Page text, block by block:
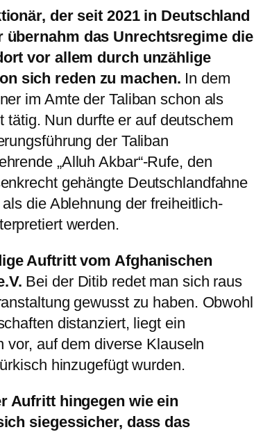
der seit 2021 in Deutschland
das Unrechtsregime die
vor allem durch unzählige
sich reden zu machen. In dem
im Amte der Taliban schon als
Nun durfte er auf deutschem
der Taliban
„Alluh Akbar“-Rufe, den
gehängte Deutschlandfahne
die Ablehnung der freiheitlich-
werden.
Auftritt vom Afghanischen
Bei der Ditib redet man sich raus
gewusst zu haben. Obwohl
distanziert, liegt ein
vor, auf dem diverse Klauseln
hinzugefügt wurden.
Aufritt hingegen wie ein
siegessicher, dass das